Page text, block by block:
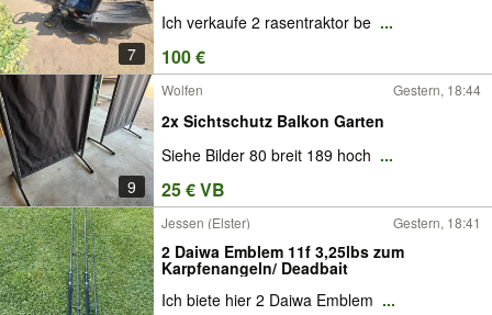
7
Ich verkaufe 2 rasentraktor be ...
100 €
9
Wolfen Gestern, 18:44
2x Sichtschutz Balkon Garten
Siehe Bilder 80 breit 189 hoch ...
25 € VB
Jessen (Elster) Gestern, 18:41
2 Daiwa Emblem 11f 3,25lbs zum
Karpfenangeln/ Deadbait
Ich biete hier 2 Daiwa Emblem ...